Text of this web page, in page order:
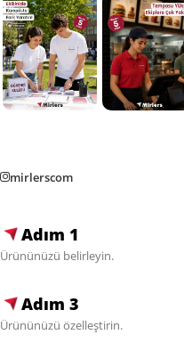
mirlerscom
Adım 1
Ürününüzü belirleyin.
Adım 3
Ürününüzü özelleştirin.